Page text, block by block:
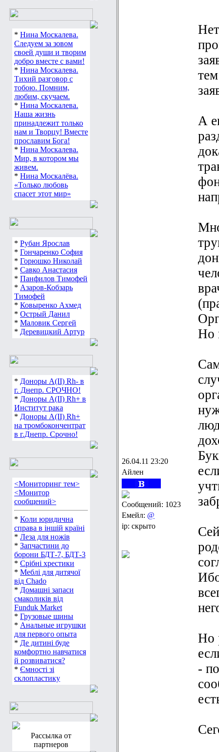
* Нина Москалева.
Следуем за зовом
своей души и творим
добро вместе с вами!
* Нина Москалева.
Тихий разговор с
тобою. Помним,
любим, скучаем.
* Нина Москалева.
Наша жизнь
принадлежит только
нам и Творцу! Вместе
прославим Бога!
* Нина Москалева.
Мир, в котором мы
живем.
* Нина Москалёва.
«Только любовь
спасет этот мир»
* Рубан Ярослав
* Гончаренко София
* Горюшко Николай
* Савко Анастасия
* Панфилов Тимофей
* Азаров-Кобзарь
Тимофей
* Ковыренко Ахмед
* Острый Данил
* Маловик Сергей
* Деревицкий Артур
* Доноры А(ІІ) Rh- в
г. Днепр. СРОЧНО!
* Доноры А(ІІ) Rh+ в
Институт рака
* Доноры А(ІІ) Rh+
на тромбокончентрат
в г.Днепр. Срочно!
<Мониторинг тем>
<Монитор
сообщений>
* Коли юридична
справа в іншій країні
* Леза для ножів
* Запчастини до
борони БДТ-7, БДТ-3
* Срібні хрестики
* Меблі для дитячої
від Chado
* Домашні запаси
смаколиків від
Funduk Market
* Грузовые шины
* Анальные игрушки
для первого опыта
* Де дитині буде
комфортно навчатися
й розвиватися?
* Ємності зі
склопластику
Рассылка от
партнеров
26.04.11 23:20
Айлен
Сообщений: 1023
Емейл: @
ip: скрыто
А
Но
Но
-